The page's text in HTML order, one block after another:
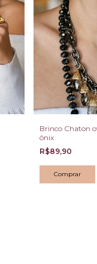
Brinco Chaton
ônix
R$89,90